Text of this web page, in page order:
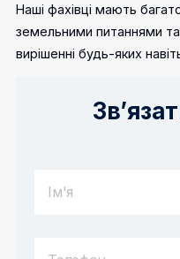
Наші фахівці мають
земельними питаннями
вирішенні будь-яких